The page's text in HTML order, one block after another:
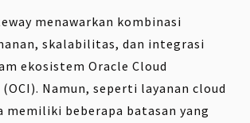
menawarkan kombinasi
skalabilitas, dan integrasi
ekosistem Oracle Cloud
Namun, seperti layanan cloud
memiliki beberapa batasan yang